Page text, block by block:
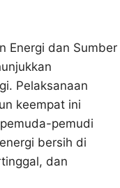
Energi dan Sumber
Pelaksanaan
keempat ini
pemudi
bersih di
dan